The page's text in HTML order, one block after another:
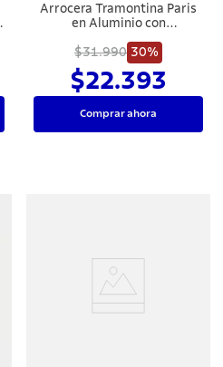
Arrocera Tramontina Paris
en Aluminio con
Externo Antiadherente
Starflon Max Rojo con Tapa
de Vidrio 24 cm 2,8 L
$31.990 30%
$22.393
Comprar ahora